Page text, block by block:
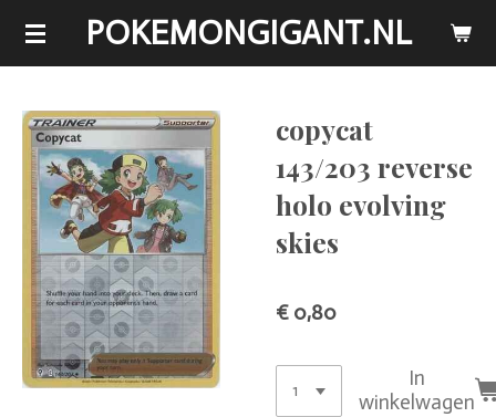
Ga
de
hoofdinhoud
POKEMONGIGANT.NL
copycat
143/203 reverse
holo evolving
skies
€ 0,80
In
winkelwagen